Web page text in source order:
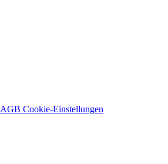
AGB Cookie-Einstellungen